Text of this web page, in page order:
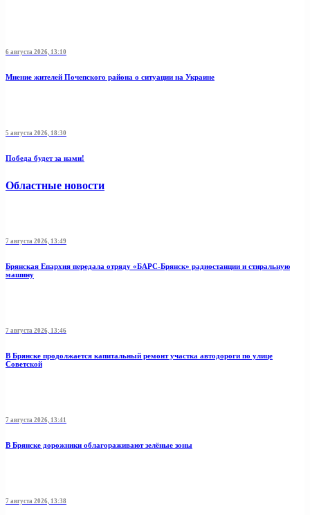
6 августа 2026, 13:10
Мнение жителей Почепского района о ситуации на Украине
5 августа 2026, 18:30
Победа будет за нами!
Областные новости
7 августа 2026, 13:49
Брянская Епархия передала отряду «БАРС-Брянск» радиостанции и стиральную
машину
7 августа 2026, 13:46
В Брянске продолжается капитальный ремонт участка автодороги по улице
Советской
7 августа 2026, 13:41
В Брянске дорожники облагораживают зелёные зоны
7 августа 2026, 13:38